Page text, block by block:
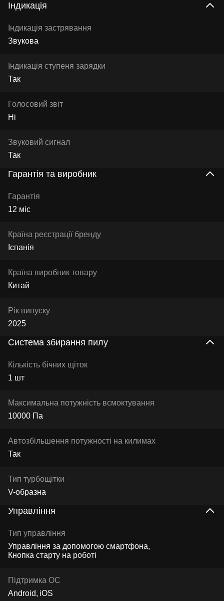
Індикація
Індикація застрявання
Звукова
Індикація ступеня зарядки
Так
Голосовий звіт
Ні
Звуковий сигнал
Так
Гарантія та виробник
Гарантія
12 міс
Країна реєстрації бренду
Іспанія
Країна виробник товару
Китай
Рік випуску
2025
Система збирання пилу
Кількість бічних щіток
1 шт
Максимальна потужність всмоктування
10000 Па
Автозбільшення потужності на килимах
Так
Тип турбощітки
V-образна
Управління
Тип управління
Управління за допомогою смартфона
Кнопка старту на роботі
Підтримка ОС
Android iOS